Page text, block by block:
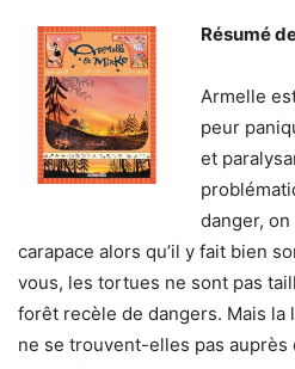
Résumé
Armelle
peur
et
danger,
carapace alors qu’il y fait bien
vous, les tortues ne sont pas
forêt recèle de dangers. Mais la
ne se trouvent-elles pas auprès